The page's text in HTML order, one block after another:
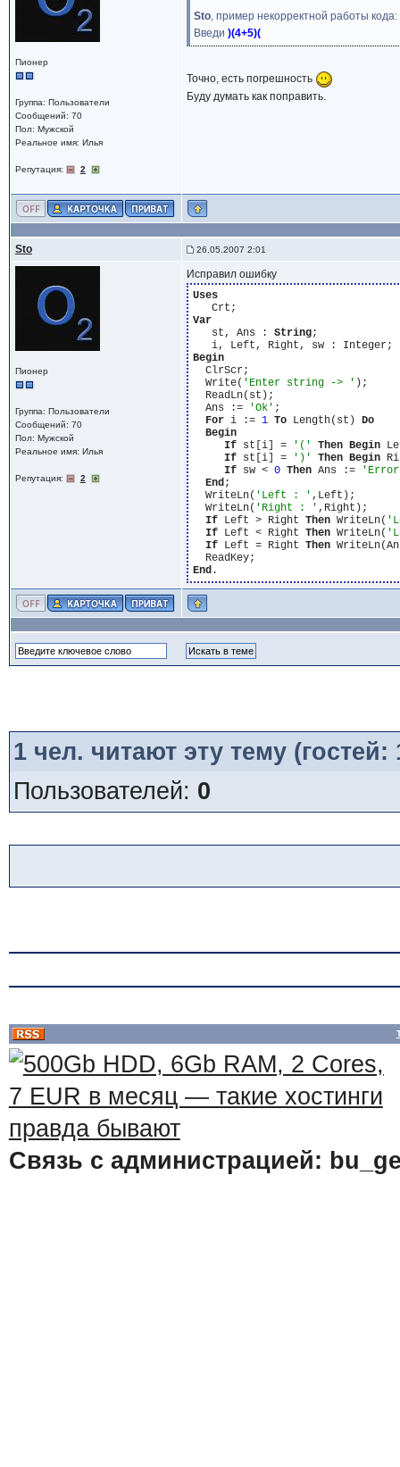
Пионер
Группа: Пользователи
Сообщений: 70
Пол: Мужской
Реальное имя: Илья
Репутация: 2
Sto, пример некорректной работы кода:
Введи )(4+5)(
Точно, есть погрешность
Буду думать как поправить.
Sto 26.05.2007 2:01
Пионер
Группа: Пользователи
Сообщений: 70
Пол: Мужской
Реальное имя: Илья
Репутация: 2
Исправил ошибку
Uses
Var
   st, Ans :
String;
Begin
  ClrScr;
  Write(
'Enter string -> ' );
  ReadLn(st);
  Ans :=
'Ok' ;
For i := 1 To Length(st) Do
Begin
If st[i] = '(' Then Begin
If st[i] = ')' Then Begin
If sw < 0 Then Ans :=
End;
  WriteLn(
'Left : ' ,Left);
  WriteLn(
'Right : ' ,Right);
If Left > Right Then WriteLn(
If Left < Right Then WriteLn(
If Left = Right Then
End
1чел. читают эту тему
Пользователей: 0
Связь с администрацией: